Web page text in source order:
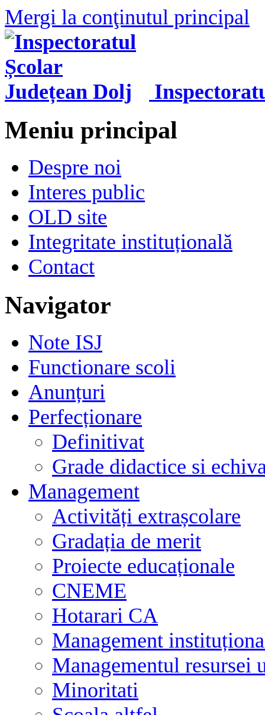
Mergi la conţinutul principal
Meniu principal
Despre noi
Interes public
OLD site
Integritate instituțională
Contact
Navigator
Note ISJ
Functionare scoli
Anunțuri
Perfecționare
Definitivat
Grade didactice si
Management
Activități extrașcolare
Gradația de merit
Proiecte educaționale
CNEME
Hotarari CA
Management
Managementul resursei
Minoritati